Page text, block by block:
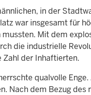
in der
war insgesamt für
Mit dem
die industrielle
der Inhaftierten.
qualvolle
Nach dem Bezug des